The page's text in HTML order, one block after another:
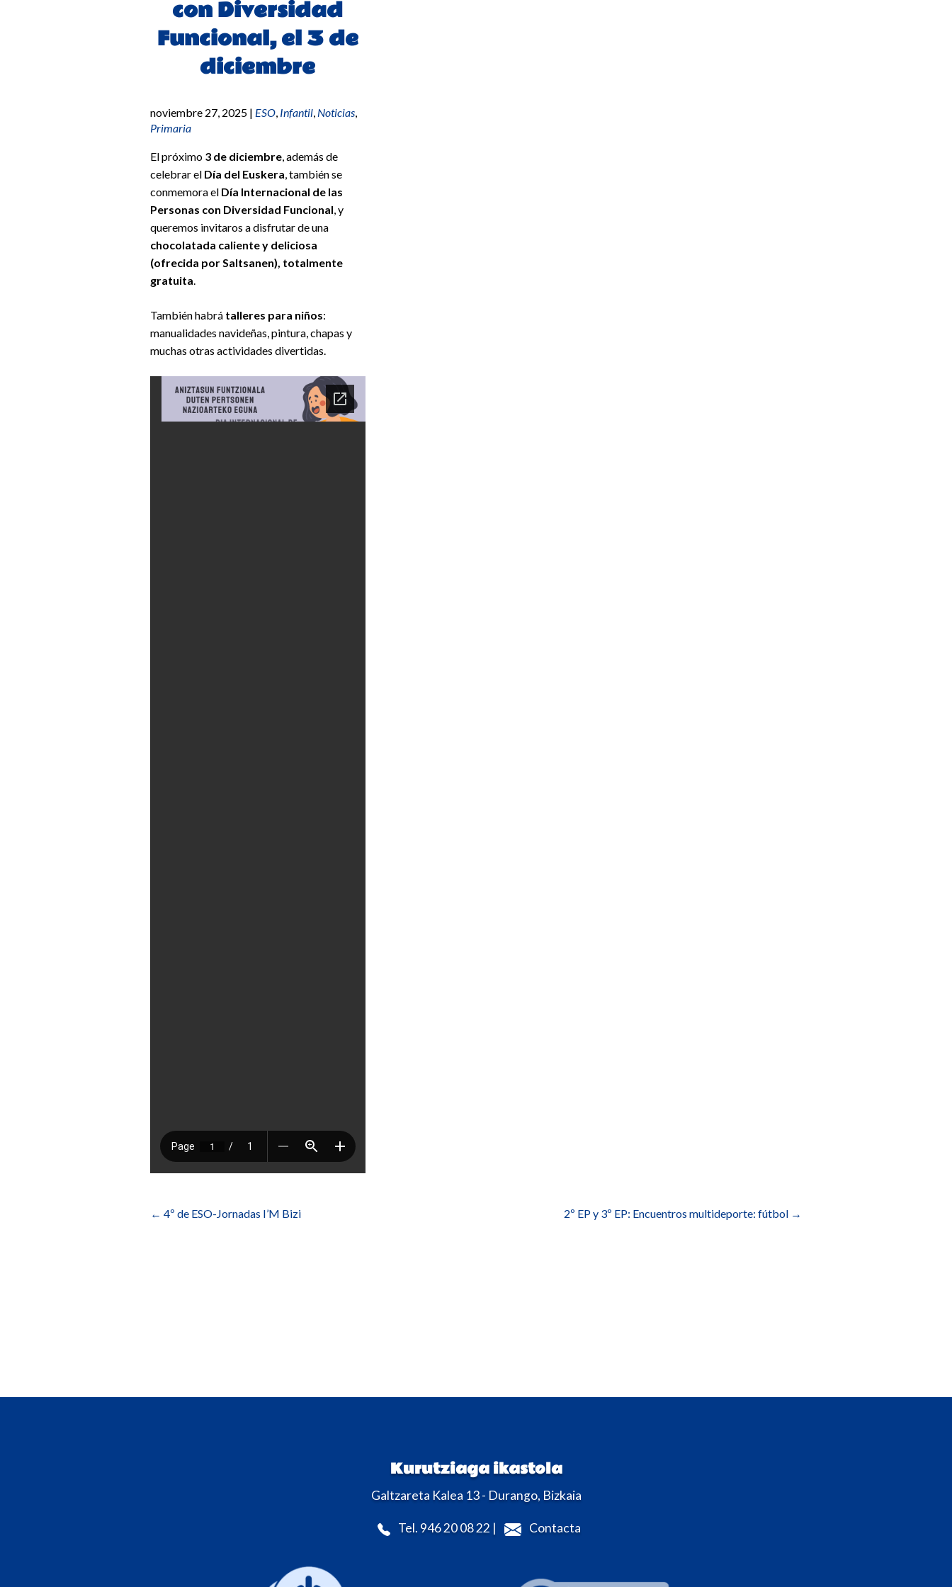
con Diversidad
Funcional, el 3 de
diciembre
noviembre 27, 2025 | ESO Infantil Noticias
Primaria
El próximo 3 de diciembre , además de
celebrar el Día del Euskera , también se
conmemora el Día Internacional de las
Personas con Diversidad Funcional , y
queremos invitaros a disfrutar de una
chocolatada caliente y deliciosa
(ofrecida por Saltsanen), totalmente
gratuita
También habrá talleres para niños:
manualidades navideñas, pintura, chapas y
muchas otras actividades divertidas.
de
← 4º de ESO-Jornadas I’M Bizi 2º EP y 3º EP: Encuentros multideporte: fútbol →
Kurutziaga ikastola
Galtzareta Kalea 13 - Durango, Bizkaia
Tel. 946 20 08 22 | Contacta